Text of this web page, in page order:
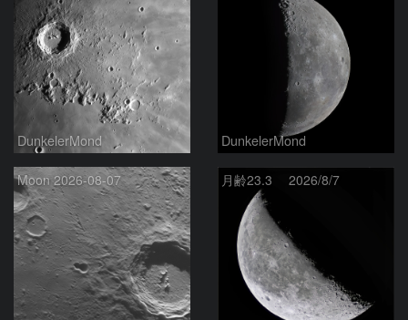
DunkelerMond DunkelerMond
Moon 2026-08-07 月齢23.3 2026/8/7